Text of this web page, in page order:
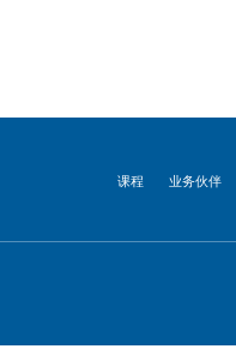
课程 业务伙伴